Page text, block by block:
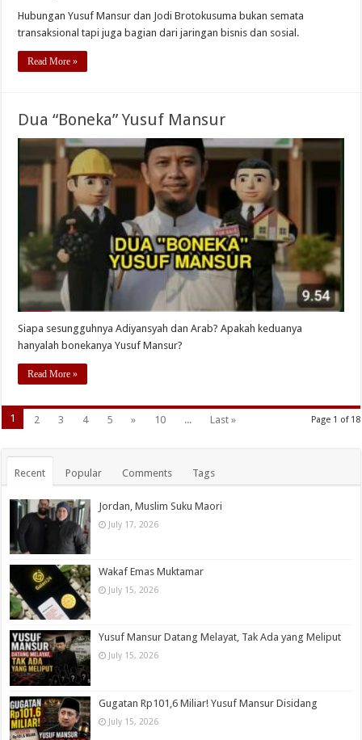
Hubungan Yusuf Mansur dan Jodi Brotokusuma bukan semata
transaksional tapi juga bagian dari jaringan bisnis dan sosial.
Read More »
Dua “Boneka” Yusuf Mansur
Siapa sesungguhnya Adiyansyah dan Arab? Apakah keduanya
hanyalah bonekanya Yusuf Mansur?
Read More »
Page 1 of 18
1 2 3 4 5 » 10 ... Last »
Recent Popular Comments Tags
Jordan, Muslim Suku Maori
July 17, 2026
Wakaf Emas Muktamar
July 15, 2026
Yusuf Mansur Datang Melayat, Tak Ada yang Meliput
July 15, 2026
Gugatan Rp101,6 Miliar! Yusuf Mansur Disidang
July 15, 2026